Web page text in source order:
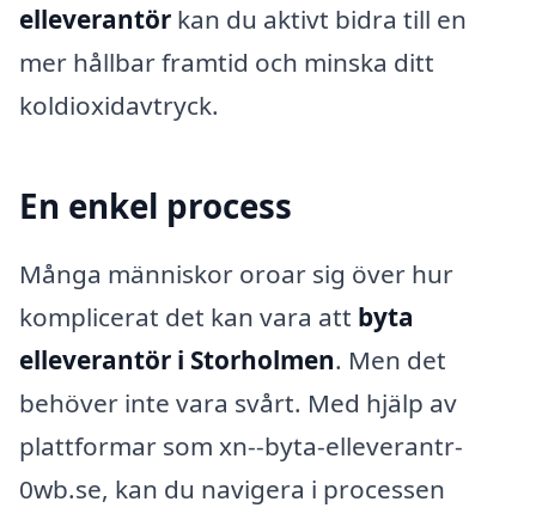
elleverantör kan du aktivt bidra till en
mer hållbar framtid och minska ditt
koldioxidavtryck.
En enkel process
Många människor oroar sig över hur
komplicerat det kan vara att byta
elleverantör i Storholmen. Men det
behöver inte vara svårt. Med hjälp av
plattformar som xn--byta-elleverantr-
0wb.se, kan du navigera i processen